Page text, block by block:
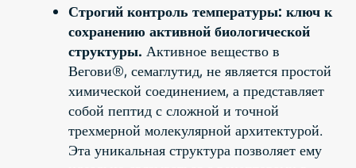
Строгий контроль температуры: ключ к
сохранению активной биологической
структуры. Активное вещество в
Вегови®, семаглутид, не является простой
химической соединением, а представляет
собой пептид с сложной и точной
трехмерной молекулярной архитектурой.
Эта уникальная структура позволяет ему